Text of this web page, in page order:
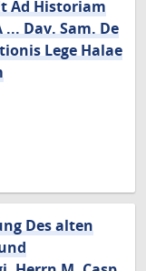
Ad Historiam
Dav. Sam. De
Lege Halae
Des alten